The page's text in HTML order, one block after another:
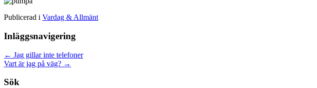
Publicerad i Vardag & Allmänt
Inläggsnavigering
← Jag gillar inte telefoner
Vart är jag på väg? →
Sök